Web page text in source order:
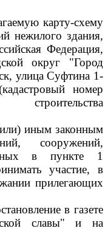
карту-схему
нежилого здания,
Федерация,
округ "Город
улица Суфтина 1-
номер
иным законным
сооружений,
в пункте 1
участие, в
прилегающих
в газете
славы" и на